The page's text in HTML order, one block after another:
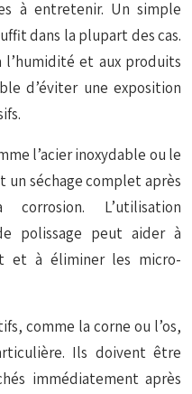
à entretenir. Un simple
dans la plupart des cas.
l’humidité et aux produits
d’éviter une exposition
l’acier inoxydable ou le
séchage complet après
L’utilisation
polissage peut aider à
et à éliminer les micro-
comme la corne ou l’os,
Ils doivent être
immédiatement après